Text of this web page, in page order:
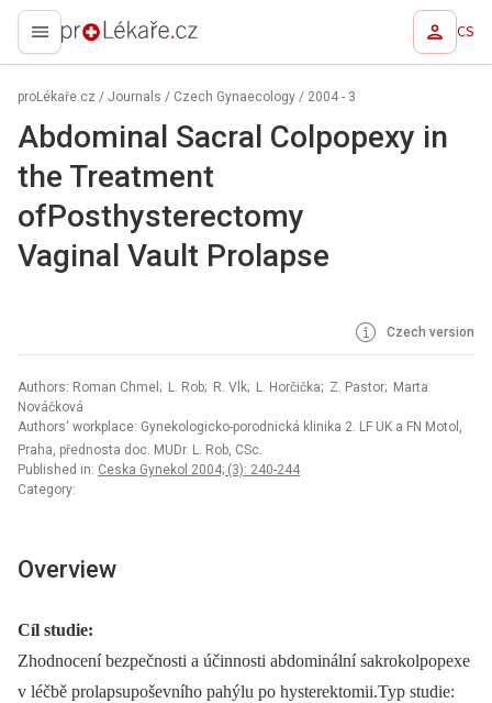
proLékaře.cz CS
proLékaře.cz / Journals / Czech Gynaecology / 2004 - 3
Abdominal Sacral Colpopexy in
the Treatment
ofPosthysterectomy
Vaginal Vault Prolapse
Czech version
Authors: Roman Chmel; L. Rob; R. Vlk; L. Horčička; Z. Pastor; Marta
Nováčková
Authors‘ workplace: Gynekologicko-porodnická klinika 2. LF UK a FN Motol,
Praha, přednosta doc. MUDr. L. Rob, CSc.
Published in: Ceska Gynekol 2004; (3): 240-244
Category:
Overview
Cíl studie:
Zhodnocení bezpečnosti a účinnosti abdominální sakrokolpopexe
v léčbě prolapsupoševního pahýlu po hysterektomii.Typ studie: